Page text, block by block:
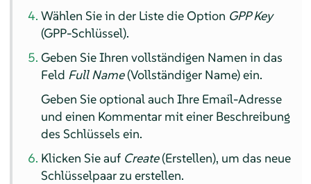
Wählen Sie in der Liste die Option GPP Key
(GPP-Schlüssel).
Geben Sie Ihren vollständigen Namen in das
Feld Full Name(Vollständiger Name) ein.
Geben Sie optional auch Ihre Email-Adresse
und einen Kommentar mit einer Beschreibung
des Schlüssels ein.
Klicken Sie auf Create(Erstellen), um das neue
Schlüsselpaar zu erstellen.